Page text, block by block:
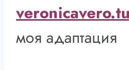
моя адаптация